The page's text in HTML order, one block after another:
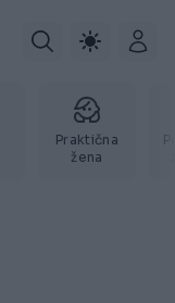
Praktična
žena